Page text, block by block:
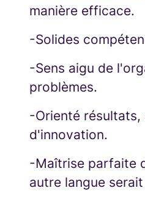
manière efficace.
-Solides
-Sens aigu de
problèmes.
-Orienté
d'innovation.
-Maîtrise parfaite
autre langue